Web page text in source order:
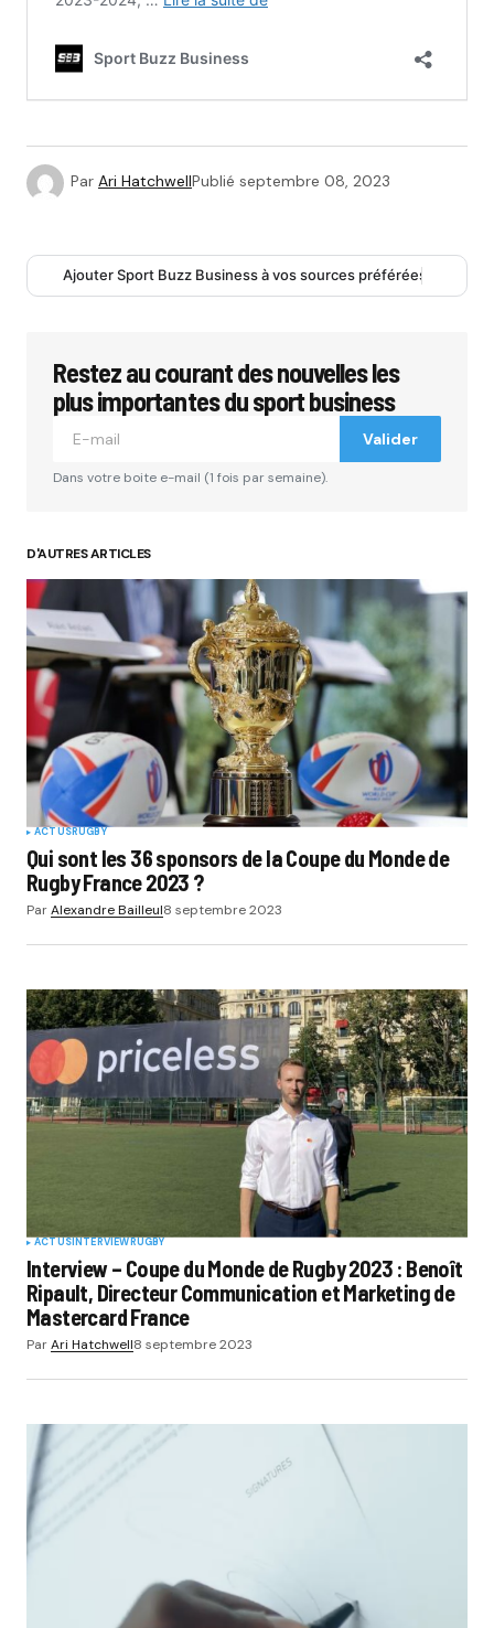
Par Ari HatchwellPublié septembre 08, 2023
Ajouter Sport Buzz Business à vos sources préférées
Restez au courant des nouvelles les
plus importantes du sport business
Valider
Dans votre boite e-mail (1 fois par semaine).
D'AUTRES ARTICLES
ACTUSRUGBY
Qui sont les 36 sponsors de la Coupe du Monde de
Rugby France 2023 ?
ParAlexandre Bailleul8 septembre 2023
ACTUSINTERVIEWRUGBY
Interview – Coupe du Monde de Rugby 2023 : Benoît
Ripault, Directeur Communication et Marketing de
Mastercard France
ParAri Hatchwell8 septembre 2023